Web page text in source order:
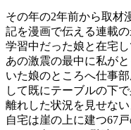
その年の2年前から取材
記を漫画で伝える連載
学習中だった娘と在宅し
あの激震の最中に私が
いた娘のところへ仕事
して既にテーブルの下
離れした状況を見せな
自宅は崖の上に建つ67